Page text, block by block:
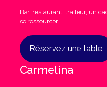
Bar, restaurant, traiteur, un
se ressourcer
Réservez une table
Carmelina